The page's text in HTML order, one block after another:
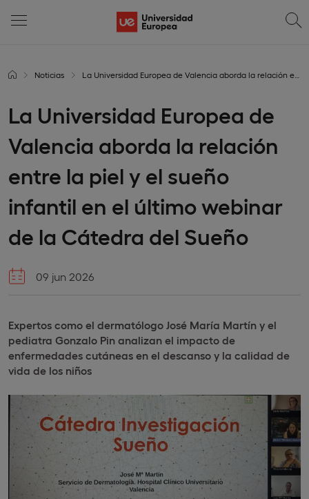
Noticias La Universidad Europea de Valencia aborda la relación entre la piel y el sueño infantil en el último webinar de la Cátedra del Sueño
La Universidad Europea de
Valencia aborda la relación
entre la piel y el sueño
infantil en el último webinar
de la Cátedra del Sueño
09 jun 2026
Expertos como el dermatólogo José María Martín y el
pediatra Gonzalo Pin analizan el impacto de
enfermedades cutáneas en el descanso y la calidad de
vida de los niños